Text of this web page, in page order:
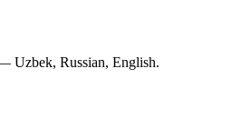
Uzbek, Russian, English.